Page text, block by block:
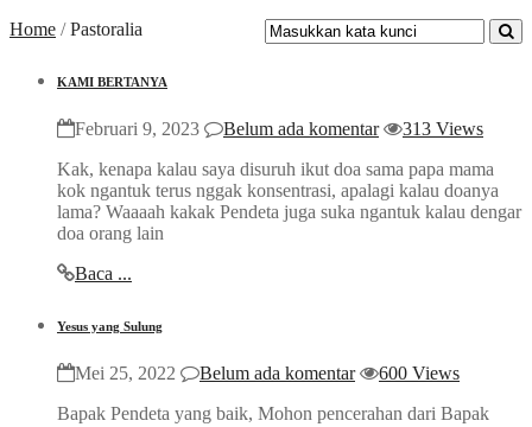
Home /Pastoralia
KAMI BERTANYA
Februari 9, 2023 Belum ada komentar
313 Views
Kak, kenapa kalau saya disuruh ikut doa sama papa mama
kok ngantuk terus nggak konsentrasi, apalagi kalau doanya
lama? Waaaah kakak Pendeta juga suka ngantuk kalau dengar
doa orang lain
Baca ...
Yesus yang Sulung
Mei 25, 2022 Belum ada komentar
600 Views
Bapak Pendeta yang baik, Mohon pencerahan dari Bapak